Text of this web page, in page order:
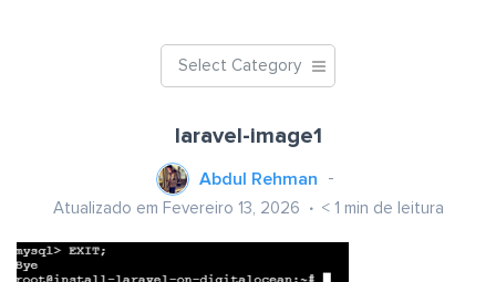
Select Category
laravel-image1
Abdul Rehman
Atualizado em Fevereiro 13, 2026 < 1 min de leitura